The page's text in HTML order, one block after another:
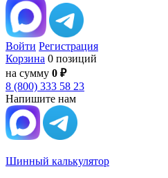
Войти Регистрация
Корзина 0 позиций
на сумму 0 ₽
8 (800) 333 58 23
Напишите нам
Шинный калькулятор